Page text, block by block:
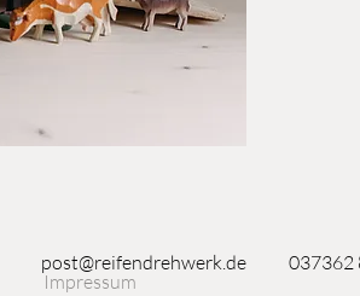
Impressum
post@reifendrehwerk.de 037362